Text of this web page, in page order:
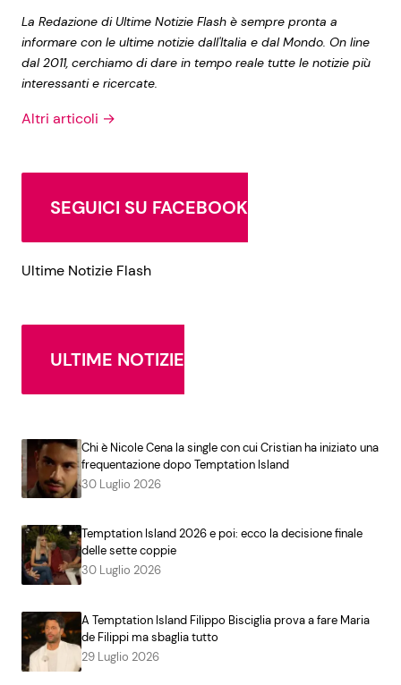
La Redazione di Ultime Notizie Flash è sempre pronta a
informare con le ultime notizie dall'Italia e dal Mondo. On line
dal 2011, cerchiamo di dare in tempo reale tutte le notizie più
interessanti e ricercate.
Altri articoli →
SEGUICI SU FACEBOOK
Ultime Notizie Flash
ULTIME NOTIZIE
Chi è Nicole Cena la single con cui Cristian ha iniziato una
frequentazione dopo Temptation Island
30 Luglio 2026
Temptation Island 2026 e poi: ecco la decisione finale
delle sette coppie
30 Luglio 2026
A Temptation Island Filippo Bisciglia prova a fare Maria
de Filippi ma sbaglia tutto
29 Luglio 2026